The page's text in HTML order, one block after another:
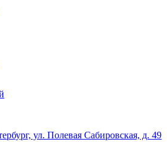
ул. Полевая Сабировская, д. 49